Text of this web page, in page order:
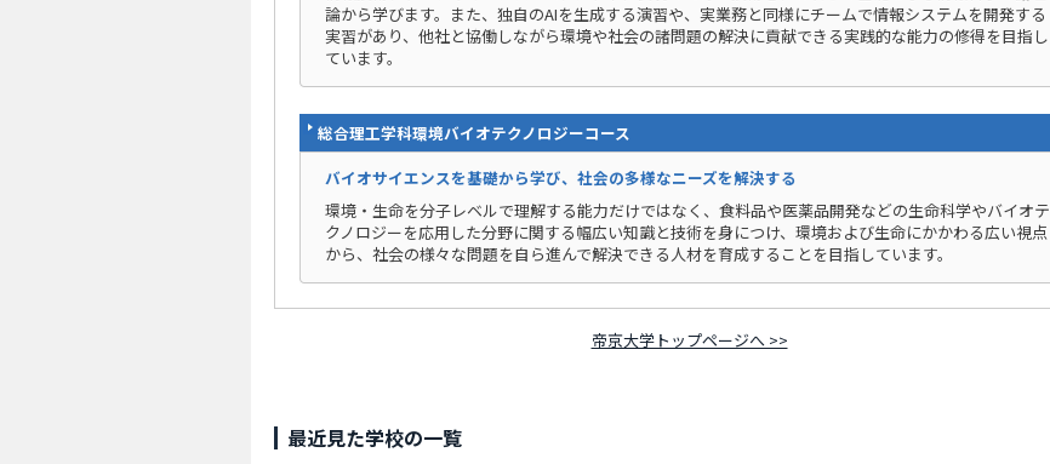
論から学びます。また、独自のAIを生成する演習や、実業務と同様にチームで情報システムを開発する
実習があり、他社と協働しながら環境や社会の諸問題の解決に貢献できる実践的な能力の修得を目指し
ています。
総合理工学科環境バイオテクノロジーコース
バイオサイエンスを基礎から学び、社会の多様なニーズを解決する
環境・生命を分子レベルで理解する能力だけではなく、食料品や医薬品開発などの生命科学やバイオテ
クノロジーを応用した分野に関する幅広い知識と技術を身につけ、環境および生命にかかわる広い視点
から、社会の様々な問題を自ら進んで解決できる人材を育成することを目指しています。
帝京大学トップページへ >>
最近見た学校の一覧